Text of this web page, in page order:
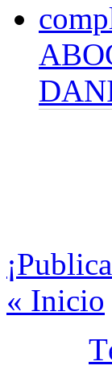
« Inicio